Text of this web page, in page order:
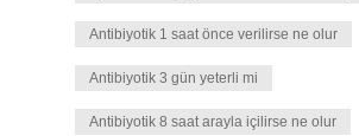
Antibiyotik 1 saat önce verilirse ne olur
Antibiyotik 3 gün yeterli mi
Antibiyotik 8 saat arayla içilirse ne olur